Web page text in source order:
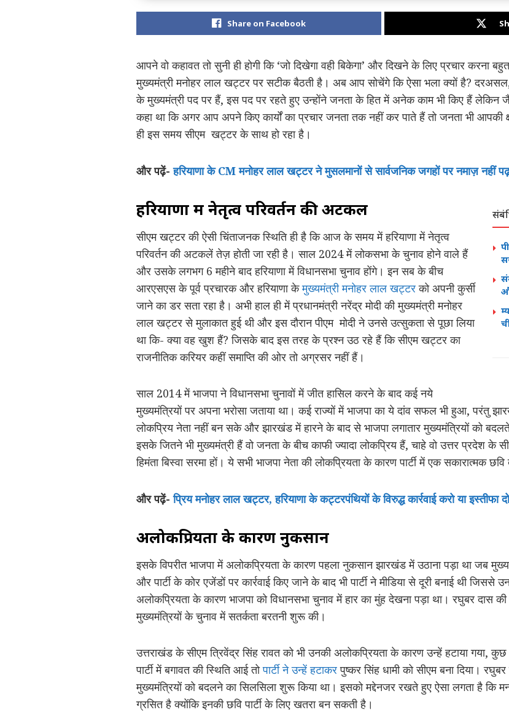
Share on Facebook
आपने वो कहावत तो सुनी ही होगी कि ‘जो दिखेगा वही बिकेगा’ और दिखने के लिए प्रचार करना
मुख्यमंत्री मनोहर लाल खट्टर पर सटीक बैठती है। अब आप सोचेंगे कि ऐसा भला क्यों है?
के मुख्यमंत्री पद पर हैं, इस पद पर रहते हुए उन्होंने जनता के हित में अनेक काम भी किए हैं
कहा था कि अगर आप अपने किए कार्यों का प्रचार जनता तक नहीं कर पाते हैं तो जनता भी आपकी
ही इस समय सीएम खट्टर के साथ हो रहा है।
और पढ़ें-हरियाणा के CM मनोहर लाल खट्टर ने मुसलमानों से सार्वजनिक जगहों पर नमाज़ नहीं
हरियाणा में नेतृत्व परिवर्तन की अटकलें
सीएम खट्टर की ऐसी चिंताजनक स्थिति ही है कि आज के समय में हरियाणा में नेतृत्व
परिवर्तन की अटकलें तेज़ होती जा रही है। साल 2024 में लोकसभा के चुनाव होने वाले हैं
और उसके लगभग 6 महीने बाद हरियाणा में विधानसभा चुनाव होंगे। इन सब के बीच
आरएसएस के पूर्व प्रचारक और हरियाणा केमुख्यमंत्री मनोहर लाल खट्टरको अपनी कुर्सी
जाने का डर सता रहा है। अभी हाल ही में प्रधानमंत्री नरेंद्र मोदी की मुख्यमंत्री मनोहर
लाल खट्टर से मुलाकात हुई थी और इस दौरान पीएम मोदी ने उनसे उत्सुकता से पूछा लिया
था कि- क्या वह खुश हैं? जिसके बाद इस तरह के प्रश्न उठ रहे हैं कि सीएम खट्टर का
राजनीतिक करियर कहीं समाप्ति की ओर तो अग्रसर नहीं हैं।
साल 2014 में भाजपा ने विधानसभा चुनावों में जीत हासिल करने के बाद कई नये
मुख्यमंत्रियों पर अपना भरोसा जताया था। कई राज्यों में भाजपा का ये दांव सफल भी हुआ, परंतु
लोकप्रिय नेता नहीं बन सके और झारखंड में हारने के बाद से भाजपा लगातार मुख्यमंत्रियों को
इसके जितने भी मुख्यमंत्री हैं वो जनता के बीच काफी ज्यादा लोकप्रिय हैं, चाहे वो उत्तर प्रदेश के
हिमंता बिस्वा सरमा हों। ये सभी भाजपा नेता की लोकप्रियता के कारण पार्टी में एक सकारात्मक
और पढ़ें-प्रिय मनोहर लाल खट्टर, हरियाणा के कट्टरपंथियों के विरुद्ध कार्रवाई करो या इस्तीफा दो
अलोकप्रियता के कारण नुकसान
इसके विपरीत भाजपा में अलोकप्रियता के कारण पहला नुकसान झारखंड में उठाना पड़ा था जब
और पार्टी के कोर एजेंडों पर कार्रवाई किए जाने के बाद भी पार्टी ने मीडिया से दूरी बनाई थी जिससे
अलोकप्रियता के कारण भाजपा को विधानसभा चुनाव में हार का मुंह देखना पड़ा था। रघुबर दास
मुख्यमंत्रियों के चुनाव में सतर्कता बरतनी शुरू की।
उत्तराखंड के सीएम त्रिवेंद्र सिंह रावत को भी उनकी अलोकप्रियता के कारण उन्हें हटाया गया,
पार्टी में बगावत की स्थिति आई तोपार्टी ने उन्हें हटाकरपुष्कर सिंह धामी को सीएम बना दिया।
मुख्यमंत्रियों को बदलने का सिलसिला शुरू किया था। इसको मद्देनजर रखते हुए ऐसा लगता है कि
ग्रसित है क्योंकि इनकी छवि पार्टी के लिए खतरा बन सकती है।